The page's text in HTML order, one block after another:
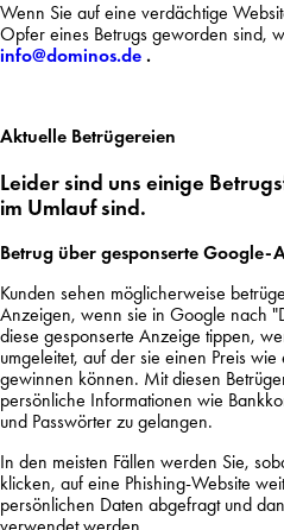
Wenn Sie auf eine verdächtige
Opfer eines Betrugs geworden sind,
info@dominos.de .
Aktuelle Betrügereien
Leider sind uns einige
im Umlauf sind.
Betrug über gesponserte Google-
Kunden sehen möglicherweise
Anzeigen, wenn sie in Google nach
diese gesponserte Anzeige tippen,
umgeleitet, auf der sie einen Preis
gewinnen können. Mit diesen
persönliche Informationen wie
und Passwörter zu gelangen.
In den meisten Fällen werden Sie,
klicken, auf eine Phishing-Website
persönlichen Daten abgefragt und
verwendet werden.